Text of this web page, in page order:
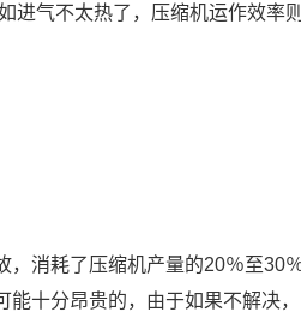
进气不太热了，压缩机运作效率
消耗了压缩机产量的20％至30
十分昂贵的，由于如果不解决